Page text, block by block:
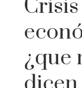
Crisis
¿que